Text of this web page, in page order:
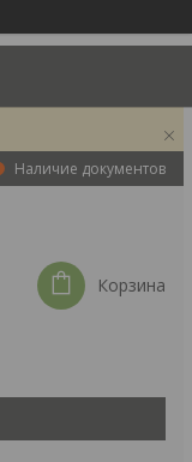
Наличие документов
Корзина